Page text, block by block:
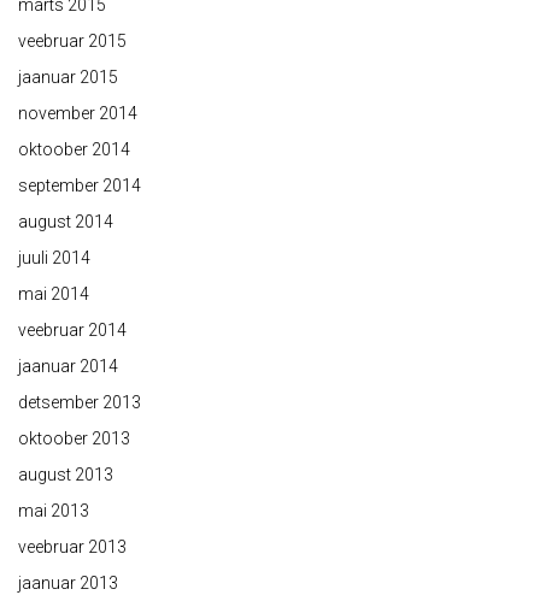
märts 2015
veebruar 2015
jaanuar 2015
november 2014
oktoober 2014
september 2014
august 2014
juuli 2014
mai 2014
veebruar 2014
jaanuar 2014
detsember 2013
oktoober 2013
august 2013
mai 2013
veebruar 2013
jaanuar 2013